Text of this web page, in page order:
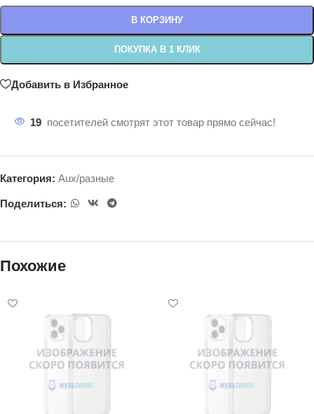
В КОРЗИНУ
ПОКУПКА В 1 КЛИК
Добавить в Избранное
19 посетителей смотрят этот товар прямо сейчас!
Категория: Aux/разные
Поделиться:
Похожие